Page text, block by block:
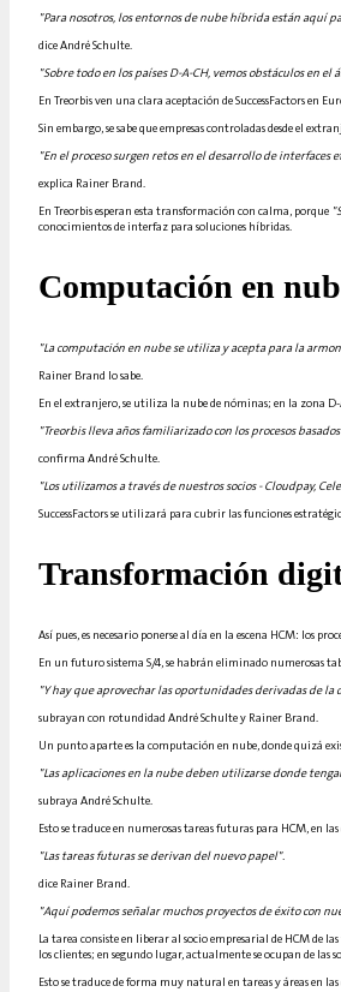
"Para nosotros, los entornos de nube híbrida están aquí
dice André Schulte.
"Sobre todo en los países D-A-CH, vemos obstáculos en
En Treorbis ven una clara aceptación de SuccessFactors en
Sin embargo, se sabe que empresas controladas desde el
"En el proceso surgen retos en el desarrollo de interfaces
explica Rainer Brand.
En Treorbis esperan esta transformación con calma, porque
conocimientos de interfaz para soluciones híbridas.
Computación en
"La computación en nube se utiliza y acepta para la
Rainer Brand lo sabe.
En el extranjero, se utiliza la nube de nóminas; en la zona
"Treorbis lleva años familiarizado con los procesos
confirma André Schulte.
"Los utilizamos a través de nuestros socios - Cloudpay,
SuccessFactors se utilizará para cubrir las funciones
Transformación
Así pues, es necesario ponerse al día en la escena HCM: los
En un futuro sistema S/4, se habrán eliminado numerosas
"Y hay que aprovechar las oportunidades derivadas de la
subrayan con rotundidad André Schulte y Rainer Brand.
Un punto aparte es la computación en nube, donde quizá
"Las aplicaciones en la nube deben utilizarse donde
subraya André Schulte.
Esto se traduce en numerosas tareas futuras para HCM, en
"Las tareas futuras se derivan del nuevo papel".
dice Rainer Brand.
"Aquí podemos señalar muchos proyectos de éxito con
La tarea consiste en liberar al socio empresarial de HCM de
los clientes; en segundo lugar, actualmente se ocupan de
Esto se traduce de forma muy natural en tareas y áreas en